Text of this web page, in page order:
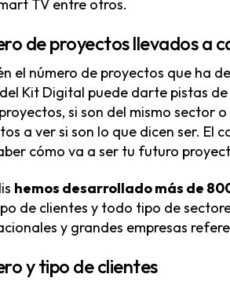
TV entre otros.
de proyectos llevados a
el número de proyectos que ha
Kit Digital puede darte pistas
si son del mismo sector
a ver si son lo que dicen ser.
cómo va a ser tu futuro
hemos desarrollado más de
de clientes y todo tipo de
y grandes empresas
y tipo de clientes